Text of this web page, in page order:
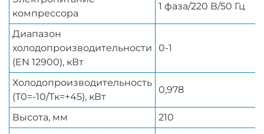
компрессора
1 фаза/220 В/50 Гц
Диапазон
холодопроизводительности
(EN 12900), кВт
0-1
Холодопроизводительность
(Т0=-10/Тк=+45), кВт
0,978
Высота, мм
210